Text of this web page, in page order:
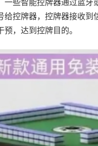
一些智能控牌器通过蓝
给控牌器，控牌器接收
，达到控牌目的。